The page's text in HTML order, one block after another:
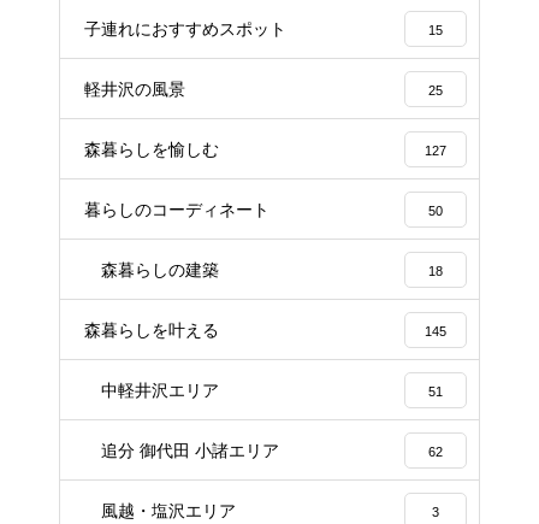
子連れにおすすめスポット 15
軽井沢の風景 25
森暮らしを愉しむ 127
暮らしのコーディネート 50
森暮らしの建築 18
森暮らしを叶える 145
中軽井沢エリア 51
追分 御代田 小諸エリア 62
風越・塩沢エリア 3